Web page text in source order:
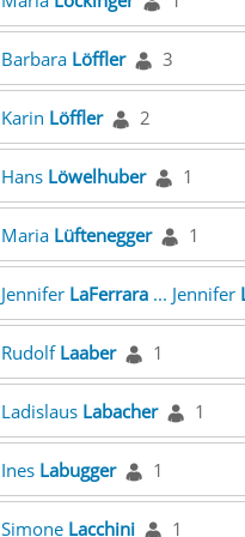
Barbara Löffler 3
Karin Löffler 2
Hans Löwelhuber 1
Maria Lüftenegger 1
Jennifer LaFerrara... Jennifer
Rudolf Laaber 1
Ladislaus Labacher 1
Ines Labugger 1
Simone Lacchini 1